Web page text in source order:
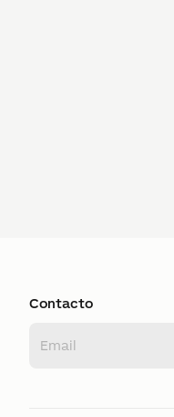
Contacto